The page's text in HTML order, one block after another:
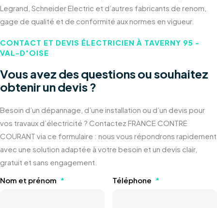
Legrand, Schneider Electric et d’autres fabricants de renom,
gage de qualité et de conformité aux normes en vigueur.
CONTACT ET DEVIS ÉLECTRICIEN À TAVERNY 95 -
VAL-D'OISE
Vous avez des questions ou souhaitez
obtenir un devis ?
Besoin d’un dépannage, d’une installation ou d’un devis pour
vos travaux d’électricité ? Contactez FRANCE CONTRE
COURANT via ce formulaire : nous vous répondrons rapidement
avec une solution adaptée à votre besoin et un devis clair,
gratuit et sans engagement.
Nom et prénom * Téléphone *